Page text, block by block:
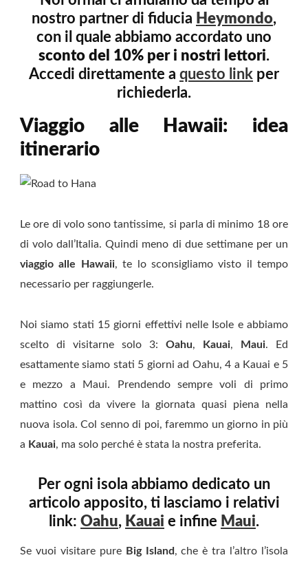
nostro partner di fiducia Heymondo,
con il quale abbiamo accordato uno
sconto del 10% per i nostri lettori.
Accedi direttamente a questo link per
richiederla.
Viaggio alle Hawaii: idea
itinerario
Le ore di volo sono tantissime, si parla di minimo 18 ore
di volo dall’Italia. Quindi meno di due settimane per un
viaggio alle Hawaii, te lo sconsigliamo visto il tempo
necessario per raggiungerle.
Noi siamo stati 15 giorni effettivi nelle Isole e abbiamo
scelto di visitarne solo 3: Oahu, Kauai, Maui. Ed
esattamente siamo stati 5 giorni ad Oahu, 4 a Kauai e 5
e mezzo a Maui. Prendendo sempre voli di primo
mattino così da vivere la giornata quasi piena nella
nuova isola. Col senno di poi, faremmo un giorno in più
a Kauai, ma solo perché è stata la nostra preferita.
Per ogni isola abbiamo dedicato un
articolo apposito, ti lasciamo i relativi
link: Oahu, Kauai e infine Maui.
Se vuoi visitare pure Big Island, che è tra l’altro l’isola